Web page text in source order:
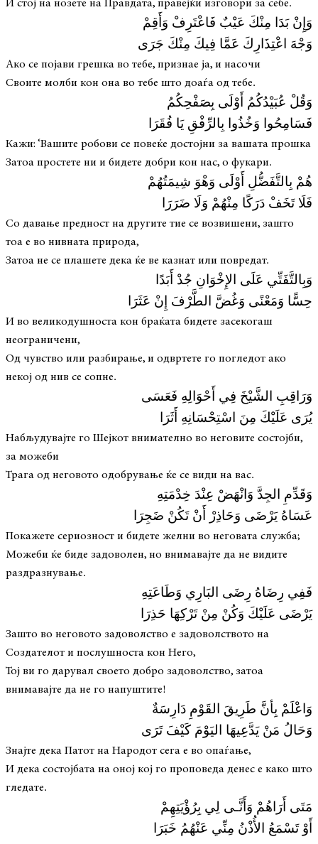
И стој на нозете на Правдата, правејќи изговори за себе.
وَإِنْ بَدَا مِنْكَ عَيْبٌ فَاعْتَرِفْ وَأَقِمْ
وَجْهَ اعْتِذَارِكَ عَمَّا فِيكَ مِنْكَ جَرَى
Ако се појави грешка во тебе, признае ја, и насочи
Своите молби кон она во тебе што доаѓа од тебе.
وَقُلْ عُبَيْدُكُمُ أَوْلَى بِصَفْحِكُمُ
فَسَامِحُوا وَخُذُوا بِالرِّفْقِ يَا فُقَرَا
Кажи: ‘Вашите робови се повеќе достојни за вашата прошка
Затоа простете ни и бидете добри кон нас, о фукари.
هُمْ بِالتَّفَضُّلِ أَوْلَى وَهْوَ شِيمَتُهُمْ
فَلَا تَخَفْ دَرَكًا مِنْهُمْ وَلَا ضَرَرَا
Со давање предност на другите тие се возвишени, зашто
тоа е во нивната природа,
Затоа не се плашете дека ќе ве казнат или повредат.
وَبِالتَّفَتِّي عَلَى الإِخْوَانِ جُدْ أَبَدًا
حِسًّا وَمَعْنًى وَغُضَّ الطَّرْفَ إِنْ عَثَرَا
И во великодушноста кон браќата бидете засекогаш
неограничени,
Од чувство или разбирање, и одвртете го погледот ако
некој од нив се сопне.
وَرَاقِبِ الشَّيْخَ فِي أَحْوَالِهِ فَعَسَى
يُرَى عَلَيْكَ مِنَ اسْتِحْسَانِهِ أَثَرَا
Набљудувајте го Шејкот внимателно во неговите состојби,
за можеби
Трага од неговото одобрување ќе се види на вас.
وَقَدِّمِ الجِدَّ وَانْهَضْ عِنْدَ خِدْمَتِهِ
عَسَاهُ يَرْضَى وَحَاذِرْ أَنْ تَكُنْ ضَجِرَا
Покажете сериозност и бидете желни во неговата служба;
Можеби ќе биде задоволен, но внимавајте да не видите
раздразнување.
فَفِي رِضَاهُ رِضَى البَارِي وَطَاعَتِهِ
يَرْضَى عَلَيْكَ وَكُنْ مِنْ تَرْكِهَا حَذِرَا
Зашто во неговото задоволство е задоволството на
Создателот и послушноста кон Него,
Тој ви го дарувал своето добро задоволство, затоа
внимавајте да не го напуштите!
وَاعْلَمْ بِأنَّ طَرِيقَ القَوْمِ دَارِسَةٌ
وَحَالُ مَنْ يَدَّعِيهَا اليَوْمَ كَيْفَ تَرَى
Знајте дека Патот на Народот сега е во опаѓање,
И дека состојбата на оној кој го проповеда денес е како што
гледате.
مَتَى أَرَاهُمْ وَأَنَّـى لِي بِرُؤْيَتِهِمْ
أَوْ تَسْمَعُ الأُذْنُ مِنِّي عَنْهُمُ خَبَرَا